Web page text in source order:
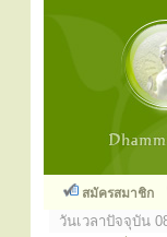
สมัครสมาชิก
วันเวลาปัจจุบัน